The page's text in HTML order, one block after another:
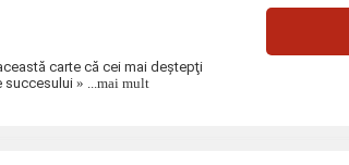
carte că cei mai deştepţi
succesului » ...mai mult